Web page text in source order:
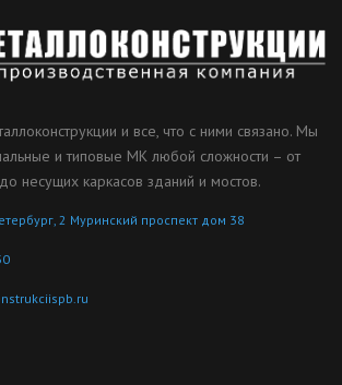
и все, что с ними связано. Мы
и типовые МК любой сложности – от
несущих каркасов зданий и мостов.
2 Муринский проспект дом 38